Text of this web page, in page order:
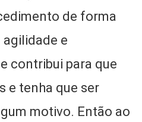
de forma
e
contribui para que
e tenha que ser
motivo. Então ao